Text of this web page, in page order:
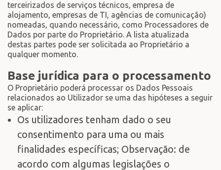
terceirizados de serviços técnicos, empresa de
alojamento, empresas de TI, agências de comunicação)
nomeadas, quando necessário, como Processadores de
Dados por parte do Proprietário. A lista atualizada
destas partes pode ser solicitada ao Proprietário a
qualquer momento.
Base jurídica para o processamento
O Proprietário poderá processar os Dados Pessoais
relacionados ao Utilizador se uma das hipóteses a seguir
se aplicar:
Os utilizadores tenham dado o seu
consentimento para uma ou mais
finalidades específicas; Observação: de
acordo com algumas legislações o